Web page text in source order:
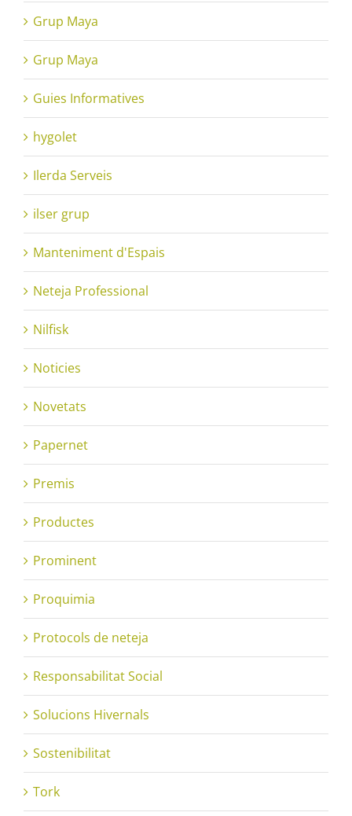
Grup Maya
Grup Maya
Guies Informatives
hygolet
Ilerda Serveis
ilser grup
Manteniment d'Espais
Neteja Professional
Nilfisk
Noticies
Novetats
Papernet
Premis
Productes
Prominent
Proquimia
Protocols de neteja
Responsabilitat Social
Solucions Hivernals
Sostenibilitat
Tork